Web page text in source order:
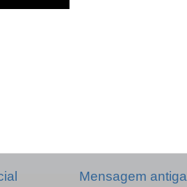
Mensagem antiga